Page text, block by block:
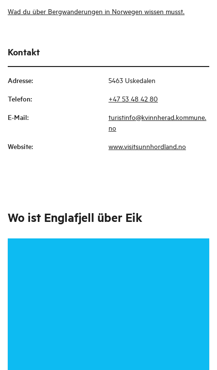
Wad du über Bergwanderungen in Norwegen wissen musst.
Kontakt
Adresse: 5463 Uskedalen
Telefon: +47 53 48 42 80
E-Mail:
turistinfo@kvinnherad.kommune.
no
Website: www.visitsunnhordland.no
Wo ist Englafjell über Eik